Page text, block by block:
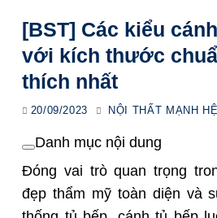
[BST] Các kiểu
với kích thước
thích nhất
20/09/2023 NỘI THẤT MẠNH HỆ
Danh mục nội dung
Đóng vai trò quan trọng
đẹp thẩm mỹ toàn diện và